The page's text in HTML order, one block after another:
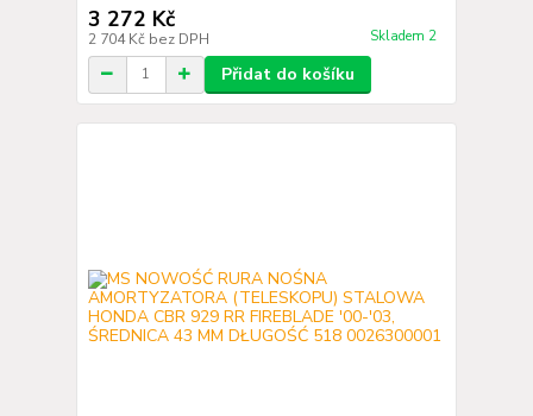
3 272 Kč
2 704 Kč bez DPH Skladem 2
Přidat do košíku